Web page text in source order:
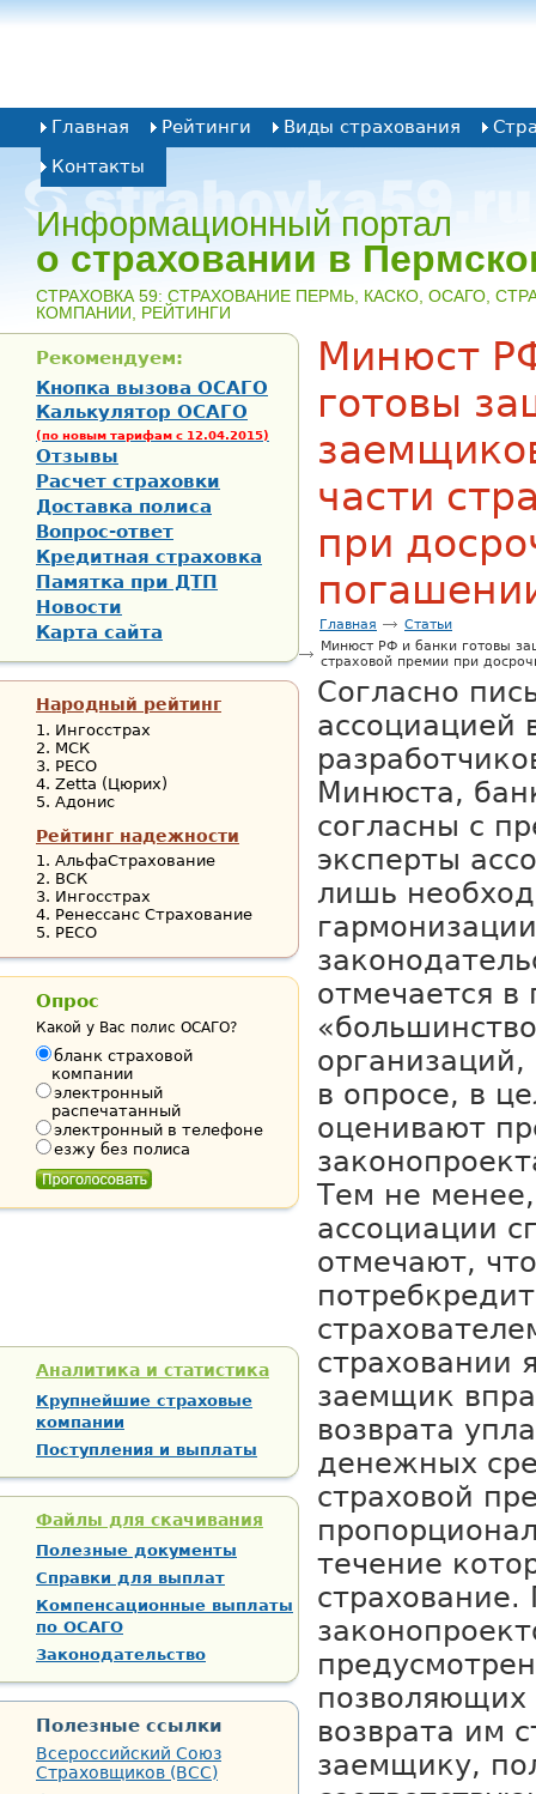
Информационный портал
о страховании в
CТРАХОВКА 59: СТРАХОВАНИЕ ПЕРМЬ, КАСКО, ОСАГО,
КОМПАНИИ, РЕЙТИНГИ
Главная Рейтинги Виды страхования
Контакты
Минюст
готовы
части
при
Главная
Статьи
Минюст РФ и банки готовы
страховой премии при
Согласно
ассоциацией
Минюста,
согласны с
эксперты
лишь
отмечается в
в опросе, в
оценивают
Тем не
ассоциации
отмечают,
страховании
заемщик
возврата
денежных
страховой
течение
страхование.
позволяющих
возврата им
заемщику,
Рекомендуем:
Кнопка вызова ОСАГО
Калькулятор ОСАГО
(по новым тарифам с 12.04.2015)
Отзывы
Расчет страховки
Доставка полиса
Вопрос-ответ
Кредитная страховка
Памятка при ДТП
Новости
Карта сайта
Народный рейтинг
Ингосстрах
МСК
РЕСО
Zetta (Цюрих)
Адонис
Рейтинг надежности
АльфаСтрахование
ВСК
Ингосстрах
Ренессанс Страхование
РЕСО
Опрос
Какой у Вас полис ОСАГО?
бланк страховой
компании
электронный
распечатанный
электронный в телефоне
езжу без полиса
Аналитика и статистика
Крупнейшие страховые
компании
Поступления и выплаты
Файлы для скачивания
Полезные документы
Справки для выплат
Компенсационные выплаты
по ОСАГО
Законодательство
Полезные ссылки
Всероссийский Союз
Страховщиков (ВСС)